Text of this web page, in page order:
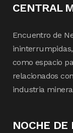
CENTRAL
Encuentro de
como espacio
relacionados
industria
NOCHE DE